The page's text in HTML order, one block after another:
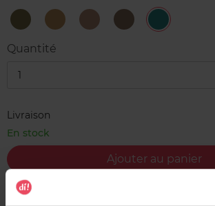
10
Game
Changer
Party
Night
25
Love
39
Hot Sky
Quantité
1
Livraison
En stock
Ajouter au panier